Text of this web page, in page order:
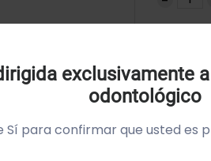
cookies própias y de
sobre la base de un
exclusivamente
odontológico
Sí para confirmar que usted es